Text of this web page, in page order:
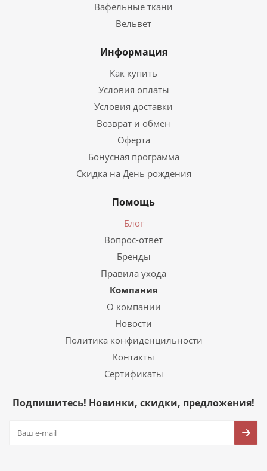
Вафельные ткани
Вельвет
Информация
Как купить
Условия оплаты
Условия доставки
Возврат и обмен
Оферта
Бонусная программа
Скидка на День рождения
Помощь
Блог
Вопрос-ответ
Бренды
Правила ухода
Компания
О компании
Новости
Политика конфиденцильности
Контакты
Сертификаты
Подпишитесь! Новинки, скидки, предложения!